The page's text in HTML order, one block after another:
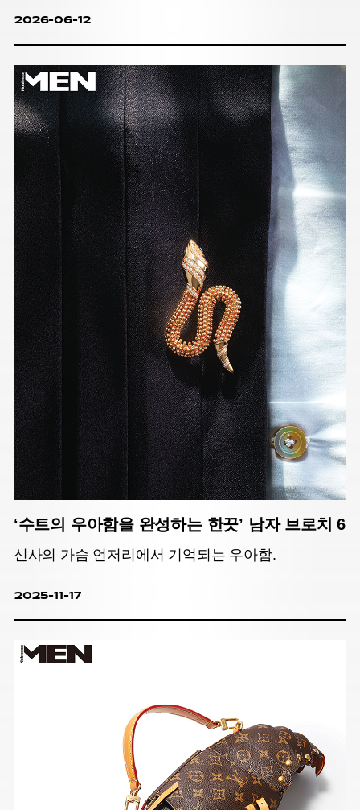
2026-06-12
‘수트의 우아함을 완성하는 한끗’ 남자 브로치 6
신사의 가슴 언저리에서 기억되는 우아함.
2025-11-17